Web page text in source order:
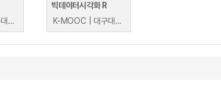
K-MOOC | 대구대학교 윤상후
빅데이터시각화 R
K-MOOC | 대구대학교 윤상후